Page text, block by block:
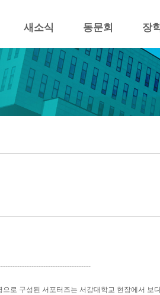
새소식 동문회 장
로 구성된 서포터즈는 서강대학교 현장에서